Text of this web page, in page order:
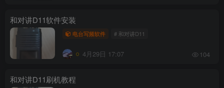
和对讲D11软件安装
电台写频软件 # 和对讲D11
4月29日 17:07 104
和对讲D11刷机教程